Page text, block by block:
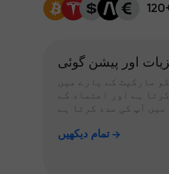
اور پیشن گوئی
مارکیٹ کے بارے میں
ہے اور اعتماد کے
آپ کی مدد کرتا ہے
تمام دیکھیں